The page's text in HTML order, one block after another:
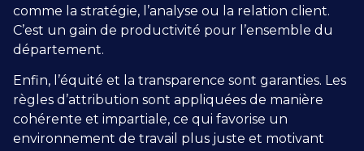
comme la stratégie, l’analyse ou la relation client.
C’est un gain de productivité pour l’ensemble du
département.
Enfin, l’équité et la transparence sont garanties. Les
règles d’attribution sont appliquées de manière
cohérente et impartiale, ce qui favorise un
environnement de travail plus juste et motivant